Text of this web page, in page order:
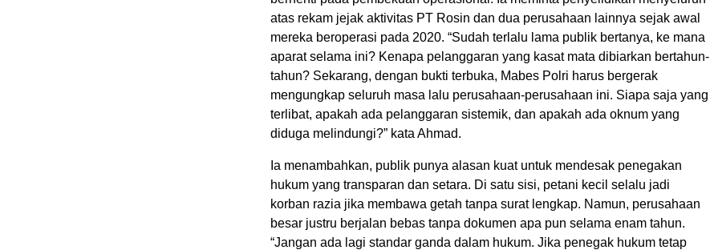
atas rekam jejak aktivitas PT Rosin dan dua perusahaan lainnya sejak awal
mereka beroperasi pada 2020. “Sudah terlalu lama publik bertanya, ke mana
aparat selama ini? Kenapa pelanggaran yang kasat mata dibiarkan bertahun-
tahun? Sekarang, dengan bukti terbuka, Mabes Polri harus bergerak
mengungkap seluruh masa lalu perusahaan-perusahaan ini. Siapa saja yang
terlibat, apakah ada pelanggaran sistemik, dan apakah ada oknum yang
diduga melindungi?” kata Ahmad.
Ia menambahkan, publik punya alasan kuat untuk mendesak penegakan
hukum yang transparan dan setara. Di satu sisi, petani kecil selalu jadi
korban razia jika membawa getah tanpa surat lengkap. Namun, perusahaan
besar justru berjalan bebas tanpa dokumen apa pun selama enam tahun.
“Jangan ada lagi standar ganda dalam hukum. Jika penegak hukum tetap